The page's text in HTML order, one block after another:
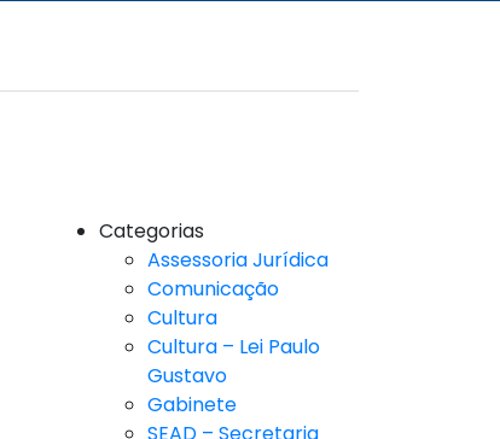
Categorias
Assessoria Jurídica
Comunicação
Cultura
Cultura – Lei Paulo
Gustavo
Gabinete